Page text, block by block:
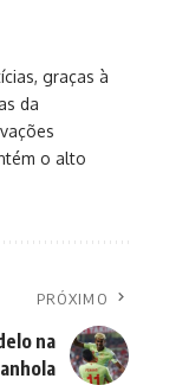
graças à
da
o alto
PRÓXIMO
na